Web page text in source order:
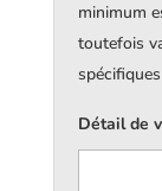
minimum
toutefois
Détail de